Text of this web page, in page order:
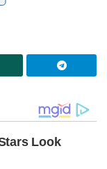
ആറ്
ശ്രമങ്ങൾ